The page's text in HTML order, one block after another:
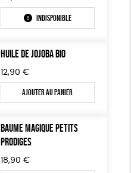
Indisponible
HUILE DE JOJOBA BIO
12,90 €
Ajouter au panier
BAUME MAGIQUE PETITS
PRODIGES
18,90 €